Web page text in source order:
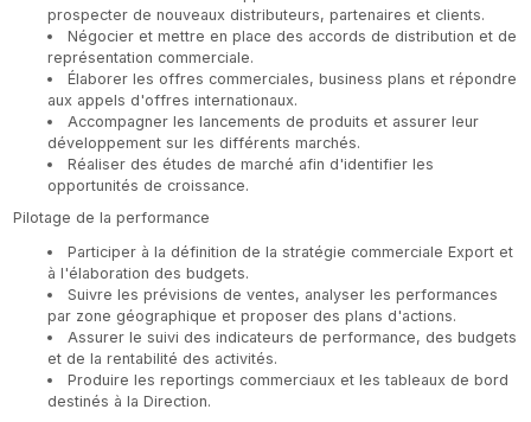
prospecter de nouveaux distributeurs, partenaires et clients.
Négocier et mettre en place des accords de distribution et de
représentation commerciale.
Élaborer les offres commerciales, business plans et répondre
aux appels d'offres internationaux.
Accompagner les lancements de produits et assurer leur
développement sur les différents marchés.
Réaliser des études de marché afin d'identifier les
opportunités de croissance.
Pilotage de la performance
Participer à la définition de la stratégie commerciale Export et
à l'élaboration des budgets.
Suivre les prévisions de ventes, analyser les performances
par zone géographique et proposer des plans d'actions.
Assurer le suivi des indicateurs de performance, des budgets
et de la rentabilité des activités.
Produire les reportings commerciaux et les tableaux de bord
destinés à la Direction.